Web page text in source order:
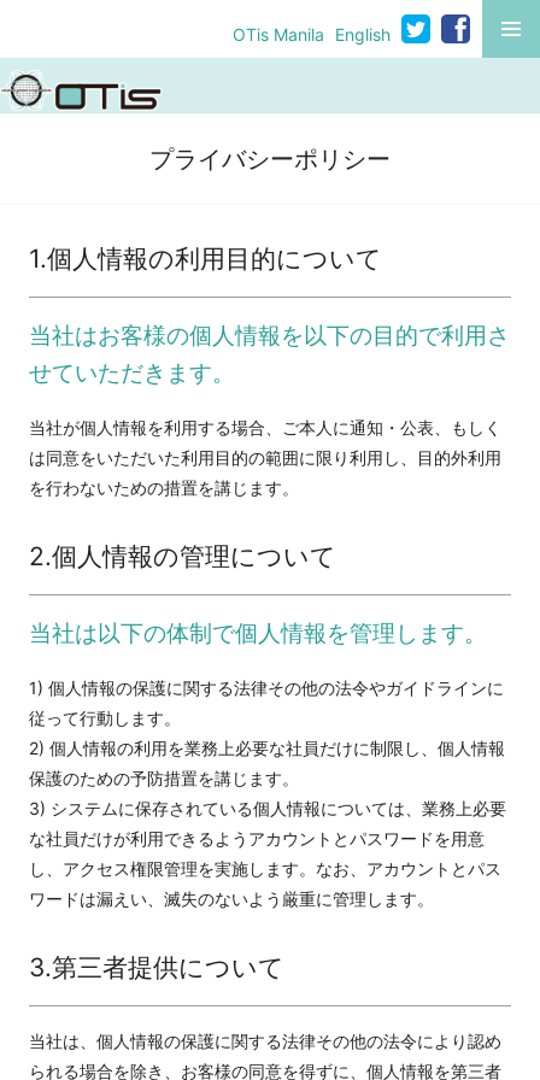
テ
ン
MENU
OTis Manila English
プライバシーポリシー
1.個人情報の利用目的について
当社はお客様の個人情報を以下の目的で利用さ
せていただきます。
当社が個人情報を利用する場合、ご本人に通知・公表、もしく
は同意をいただいた利用目的の範囲に限り利用し、目的外利用
を行わないための措置を講じます。
2.個人情報の管理について
当社は以下の体制で個人情報を管理します。
1) 個人情報の保護に関する法律その他の法令やガイドラインに
従って行動します。
2) 個人情報の利用を業務上必要な社員だけに制限し、個人情報
保護のための予防措置を講じます。
3) システムに保存されている個人情報については、業務上必要
な社員だけが利用できるようアカウントとパスワードを用意
し、アクセス権限管理を実施します。なお、アカウントとパス
ワードは漏えい、滅失のないよう厳重に管理します。
3.第三者提供について
当社は、個人情報の保護に関する法律その他の法令により認め
られる場合を除き、お客様の同意を得ずに、個人情報を第三者